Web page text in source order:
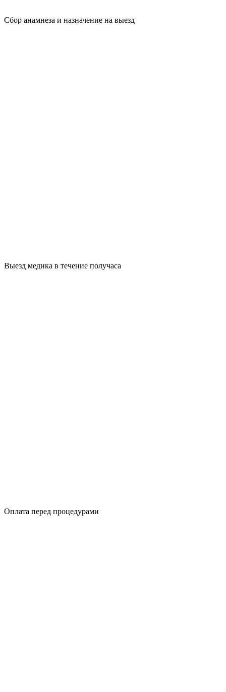
Сбор анамнеза и назначение на выезд
Выезд медика в течение получаса
Оплата перед процедурами